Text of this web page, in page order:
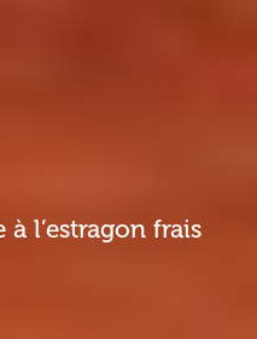
l’estragon frais